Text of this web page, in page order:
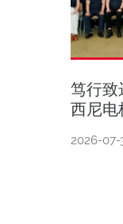
笃行
西尼电
2026-07-